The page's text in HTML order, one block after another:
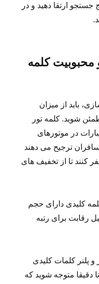
جستجو ارتقا دهید و در
کلمه
باید از میزان
شوید. کلمه تور
در موتورهای
ترجیح می دهند
کنند تا از تخفیف های
کلیدی دارای حجم
رقابت برای رتبه
و پلنر کلمات کلیدی
دقیقا متوجه شوید که